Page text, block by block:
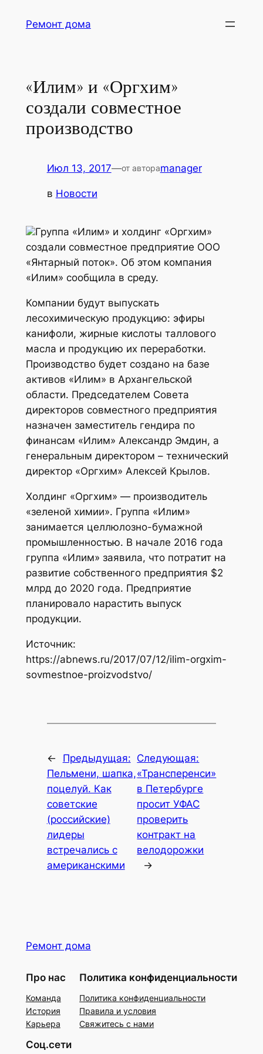
Ремонт дома
«Илим» и «Оргхим»
создали совместное
производство
Июл 13, 2017—от автораmanager
в Новости
Группа «Илим» и холдинг «Оргхим»
создали совместное предприятие ООО
«Янтарный поток». Об этом компания
«Илим» сообщила в среду.
Компании будут выпускать
лесохимическую продукцию: эфиры
канифоли, жирные кислоты таллового
масла и продукцию их переработки.
Производство будет создано на базе
активов «Илим» в Архангельской
области. Председателем Совета
директоров совместного предприятия
назначен заместитель гендира по
финансам «Илим» Александр Эмдин, а
генеральным директором – технический
директор «Оргхим» Алексей Крылов.
Холдинг «Оргхим» — производитель
«зеленой химии». Группа «Илим»
занимается целлюлозно-бумажной
промышленностью. В начале 2016 года
группа «Илим» заявила, что потратит на
развитие собственного предприятия $2
млрд до 2020 года. Предприятие
планировало нарастить выпуск
продукции.
Источник:
https://abnews.ru/2017/07/12/ilim-orgxim-
sovmestnoe-proizvodstvo/
←
Предыдущая:
Пельмени, шапка,
поцелуй. Как
советские
(российские)
лидеры
встречались с
американскими
Следующая:
«Трансперенси»
в Петербурге
просит УФАС
проверить
контракт на
велодорожки
→
Ремонт дома
Про нас
Команда
История
Карьера
Политика конфиденциальности
Политика конфиденциальности
Правила и условия
Свяжитесь с нами
Соц.сети